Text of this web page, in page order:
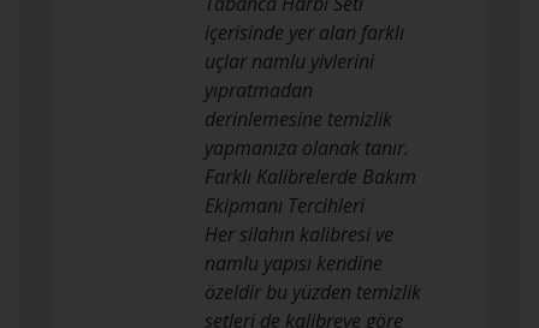
içerisinde yer alan farklı
uçlar namlu yivlerini
yıpratmadan
derinlemesine temizlik
yapmanıza olanak tanır.
Farklı Kalibrelerde Bakım
Ekipmanı Tercihleri
Her silahın kalibresi ve
namlu yapısı kendine
özeldir bu yüzden temizlik
setleri de kalibreye göre